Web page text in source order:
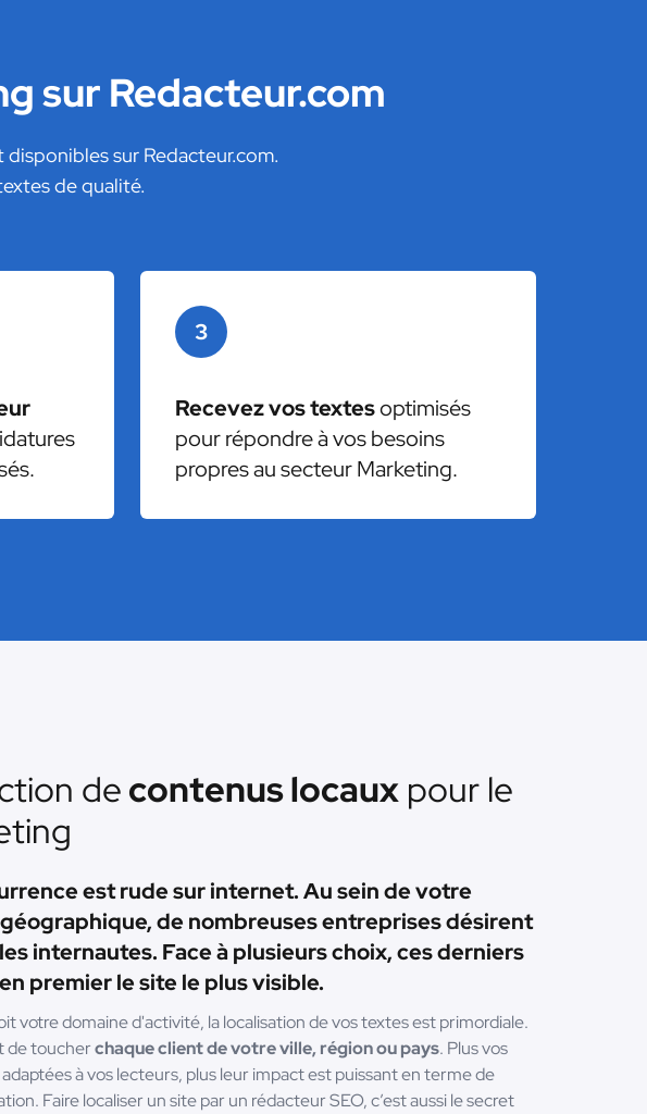
sur Redacteur.com
sur Redacteur.com.
de qualité.
3
Recevez vos textesoptimisés
pour répondre à vos besoins
propres au secteur Marketing.
decontenus locauxpour le
est rude sur internet. Au sein de votre
de nombreuses entreprises désirent
internautes. Face à plusieurs choix, ces derniers
premier le site le plus visible.
votre domaine d'activité, la localisation de vos textes est primordiale.
de toucherchaque client de votre ville, région ou pays. Plus vos
à vos lecteurs, plus leur impact est puissant en terme de
Faire localiser un site par un rédacteur SEO, c’est aussi le secret